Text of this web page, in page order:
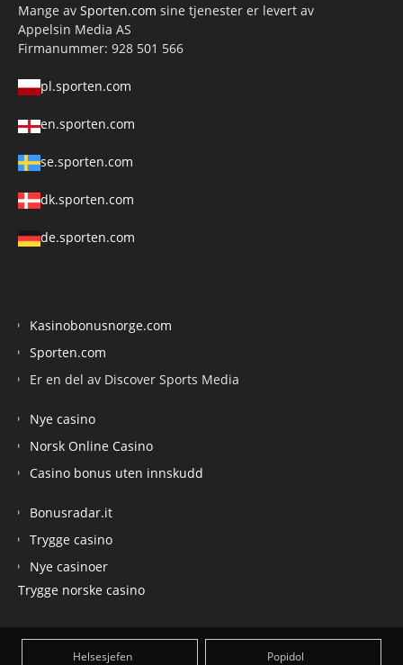
Mange av Sporten.com sine tjenester er levert av
Appelsin Media AS
Firmanummer: 928 501 566
pl.sporten.com
en.sporten.com
se.sporten.com
dk.sporten.com
de.sporten.com
Kasinobonusnorge.com
Sporten.com
Er en del av Discover Sports Media
Nye casino
Norsk Online Casino
Casino bonus uten innskudd
Bonusradar.it
Trygge casino
Nye casinoer
Trygge norske casino
Helsesjefen Popidol